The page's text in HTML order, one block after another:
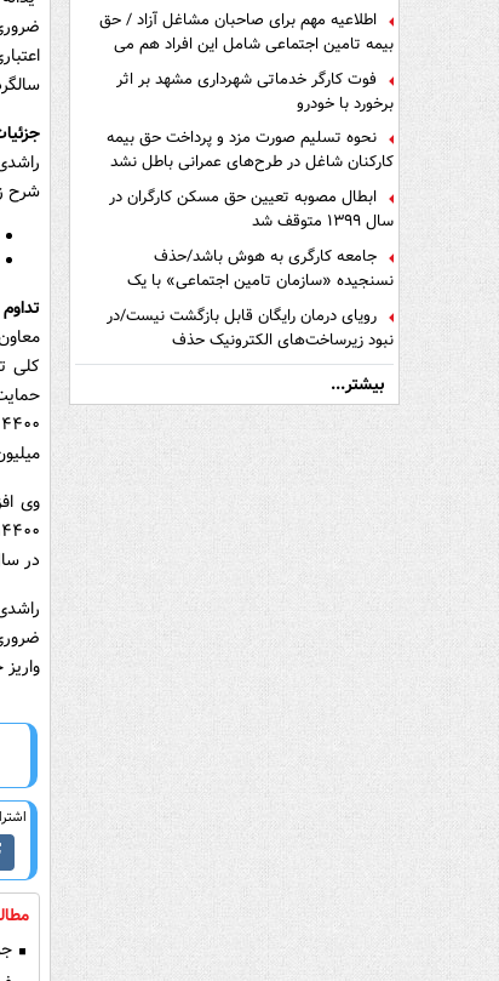
است ؟
اطلاعیه مهم برای صاحبان مشاغل آزاد / حق
بیمه تامین اجتماعی شامل این افراد هم می
شودفوت کارگر خدماتی شهرداری مشهد بر اثر
برخورد با خودرو
نحوه تسلیم صورت مزد و پرداخت حق بیمه
کارکنان شاغل در طرح‌های عمرانی باطل نشد
ابطال مصوبه تعیین حق مسکن کارگران در
سال ۱۳۹۹ متوقف شد
جامعه کارگری به هوش باشد/حذف
نسنجیده «سازمان تامین اجتماعی» با یک
تفاهم نامه!
رویای درمان رایگان قابل بازگشت نیست/در
نبود زیرساخت‌های الکترونیک حذف
دفترچه‌های بیمه اشتباه مضاعف است
بیشتر...
شرح
کلی
وی
در سال ۱۴۰۴ تاکنون نیز از مرز ۷۲۰ میلیارد